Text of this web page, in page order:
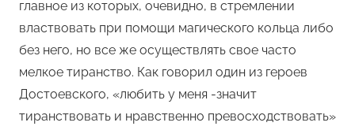
главное из которых, очевидно, в стремлении
властвовать при помощи магического кольца либо
без него, но все же осуществлять свое часто
мелкое тиранство. Как говорил один из героев
Достоевского, «любить у меня -значит
тиранствовать и нравственно превосходствовать»